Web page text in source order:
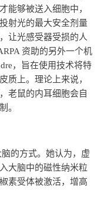
能够被送入细胞中，
射光的最大安全剂量
让光感受器受损的人
资助的另外一个机
，旨在使用技术将特
质上。理论上来说，
老鼠的内耳细胞会自
。
的方式。她认为，虚
大脑中的磁性纳米粒
素受体被激活，增高